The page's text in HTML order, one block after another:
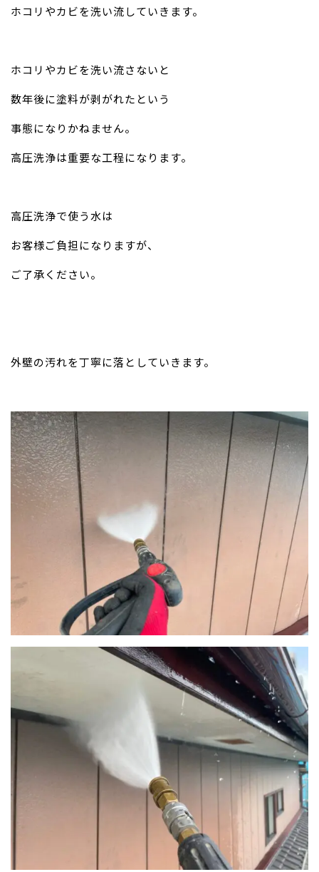
ホコリやカビを洗い流していきます。
ホコリやカビを洗い流さないと
数年後に塗料が剥がれたという
事態になりかねません。
高圧洗浄は重要な工程になります。
高圧洗浄で使う水は
お客様ご負担になりますが、
ご了承ください。
外壁の汚れを丁寧に落としていきます。